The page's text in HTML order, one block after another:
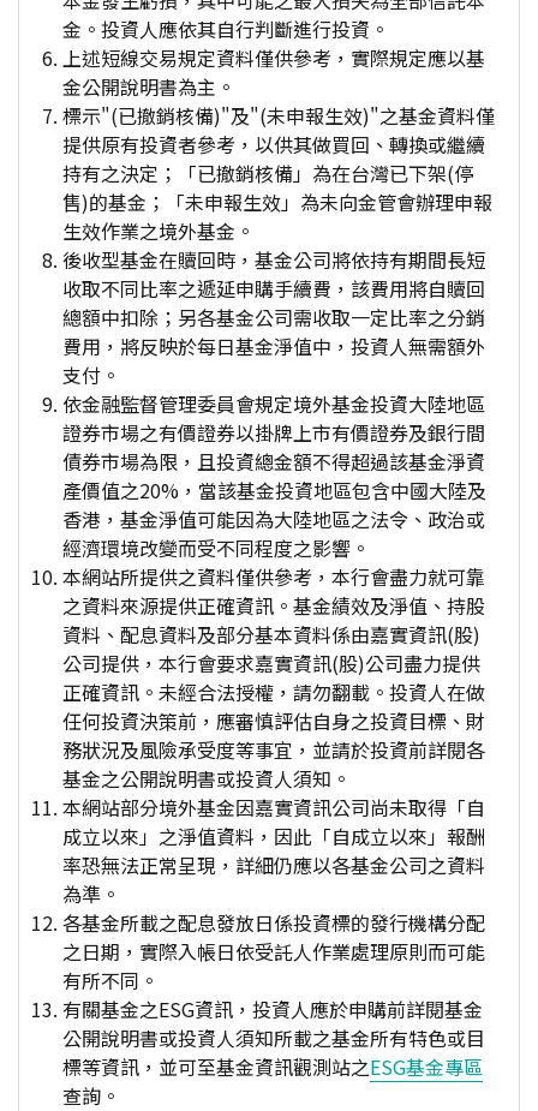
金。投資人應依其自行判斷進行投資。
上述短線交易規定資料僅供參考，實際規定應以基
金公開說明書為主。
標示"(已撤銷核備)"及"(未申報生效)"之基金資料僅
提供原有投資者參考，以供其做買回、轉換或繼續
持有之決定；「已撤銷核備」為在台灣已下架(停
售)的基金；「未申報生效」為未向金管會辦理申報
生效作業之境外基金。
後收型基金在贖回時，基金公司將依持有期間長短
收取不同比率之遞延申購手續費，該費用將自贖回
總額中扣除；另各基金公司需收取一定比率之分銷
費用，將反映於每日基金淨值中，投資人無需額外
支付。
依金融監督管理委員會規定境外基金投資大陸地區
證券市場之有價證券以掛牌上市有價證券及銀行間
債券市場為限，且投資總金額不得超過該基金淨資
產價值之20%，當該基金投資地區包含中國大陸及
香港，基金淨值可能因為大陸地區之法令、政治或
經濟環境改變而受不同程度之影響。
本網站所提供之資料僅供參考，本行會盡力就可靠
之資料來源提供正確資訊。基金績效及淨值、持股
資料、配息資料及部分基本資料係由嘉實資訊(股)
公司提供，本行會要求嘉實資訊(股)公司盡力提供
正確資訊。未經合法授權，請勿翻載。投資人在做
任何投資決策前，應審慎評估自身之投資目標、財
務狀況及風險承受度等事宜，並請於投資前詳閱各
基金之公開說明書或投資人須知。
本網站部分境外基金因嘉實資訊公司尚未取得「自
成立以來」之淨值資料，因此「自成立以來」報酬
率恐無法正常呈現，詳細仍應以各基金公司之資料
為準。
各基金所載之配息發放日係投資標的發行機構分配
之日期，實際入帳日依受託人作業處理原則而可能
有所不同。
有關基金之ESG資訊，投資人應於申購前詳閱基金
公開說明書或投資人須知所載之基金所有特色或目
標等資訊，並可至基金資訊觀測站之ESG基金專區
查詢。